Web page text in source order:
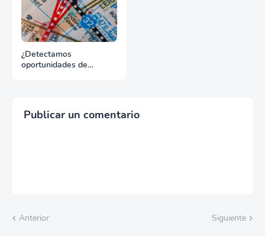
¿Detectamos
oportunidades de
Publicar un comentario
Anterior Siguiente